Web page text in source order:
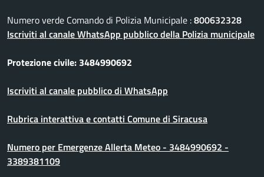
Numero verde Comando di Polizia Municipale :800632328
Iscriviti al canale WhatsApp pubblico della Polizia municipale
Protezione civile: 3484990692
Iscriviti al canale pubblico di WhatsApp
Rubrica interattiva e contatti Comune di Siracusa
Numero per Emergenze Allerta Meteo - 3484990692 -
3389381109